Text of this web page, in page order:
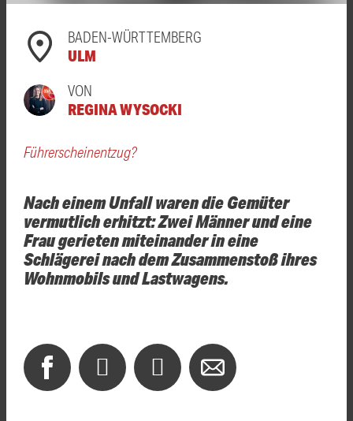
BADEN-WÜRTTEMBERG
ULM
VON
REGINA WYSOCKI
Führerscheinentzug?
Nach einem Unfall waren die Gemüter
vermutlich erhitzt: Zwei Männer und eine
Frau gerieten miteinander in eine
Schlägerei nach dem Zusammenstoß ihres
Wohnmobils und Lastwagens.